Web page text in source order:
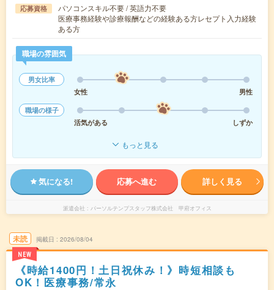
応募資格
パソコンスキル不要 / 英語力不要
医療事務経験や診療報酬などの経験ある方レセプト入力経験
ある方
職場の雰囲気
男女比率
女性
男性
職場の様子
活気がある
しずか
もっと見る
気になる! 応募へ進む 詳しく見る
派遣会社 パーソルテンプスタッフ株式会社 甲府オフィス
未読
NEW
掲載日 2026/08/04
《時給1400円！土日祝休み！》時短相談も
OK！医療事務/常永